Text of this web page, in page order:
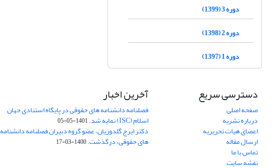
دوره 3 (1399)
دوره 2 (1398)
دوره 1 (1397)
دسترسی سریع
صفحه اصلی
درباره نشریه
اعضای هیات تحریریه
ارسال مقاله
تماس با ما
نقشه سایت
آخرین اخبار
فصلنامه دانشنامه های حقوقی در پایگاه استنادی جهان
اسلام (ISC) نمایه شد. 1401-05-05
دکتر ایرج گلدوزیان، عضو گروه دبیران فصلنامه دانشنامه
های حقوقی، درگذشت.1400-03-17